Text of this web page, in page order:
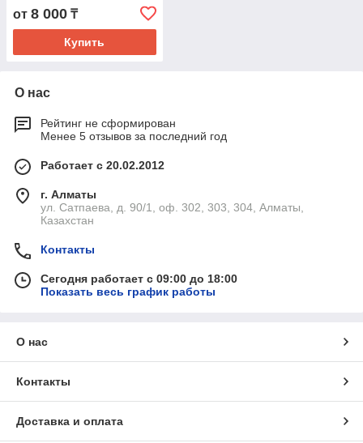
от 8 000 ₸
Купить
О нас
Рейтинг не сформирован
Менее 5 отзывов за последний год
Работает с 20.02.2012
г. Алматы
ул. Сатпаева, д. 90/1, оф. 302, 303, 304, Алматы,
Казахстан
Контакты
Сегодня работает с 09:00 до 18:00
Показать весь график работы
О нас
Контакты
Доставка и оплата